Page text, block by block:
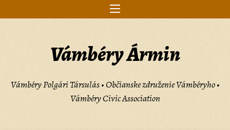
to
Vámbéry Ármin
Vámbéry Polgári Társulás • Občianske združenie Vámbéryho •
Vámbéry Civic Association